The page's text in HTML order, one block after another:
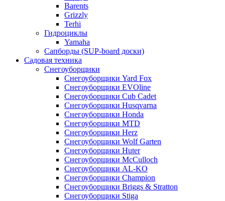
Barents
Grizzly
Terhi
Гидроциклы
Yamaha
Сапборды (SUP-board доски)
Садовая техника
Снегоуборщики
Снегоуборщики Yard Fox
Снегоуборщики EVOline
Снегоуборщики Cub Cadet
Снегоуборщики Husqvarna
Снегоуборщики Honda
Снегоуборщики MTD
Снегоуборщики Herz
Снегоуборщики Wolf Garten
Снегоуборщики Huter
Снегоуборщики McCulloch
Снегоуборщики AL-KO
Снегоуборщики Champion
Снегоуборщики Briggs & Stratton
Снегоуборщики Stiga